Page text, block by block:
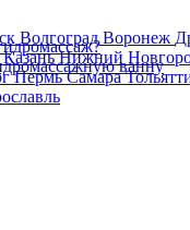
ВолгоградВоронеж
КазаньНижний
ПермьСамара
ванну